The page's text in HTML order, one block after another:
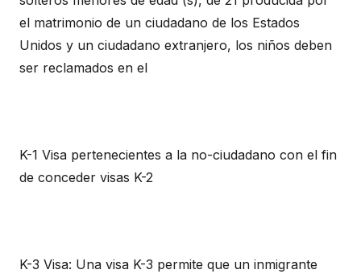
el matrimonio de un ciudadano de los Estados
Unidos y un ciudadano extranjero, los niños deben
ser reclamados en el
K-1 Visa pertenecientes a la no-ciudadano con el fin
de conceder visas K-2
K-3 Visa: Una visa K-3 permite que un inmigrante